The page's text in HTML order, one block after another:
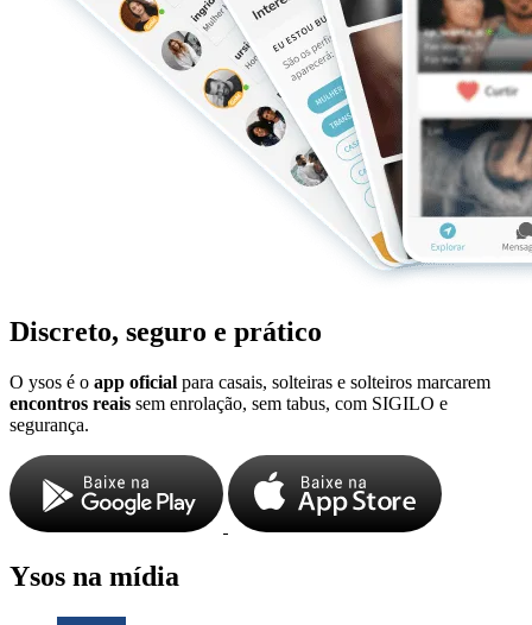
Discreto, seguro e prático
O ysos é o app oficial para casais, solteiras e solteiros marcarem
encontros reais sem enrolação, sem tabus, com SIGILO e
segurança.
Ysos na mídia